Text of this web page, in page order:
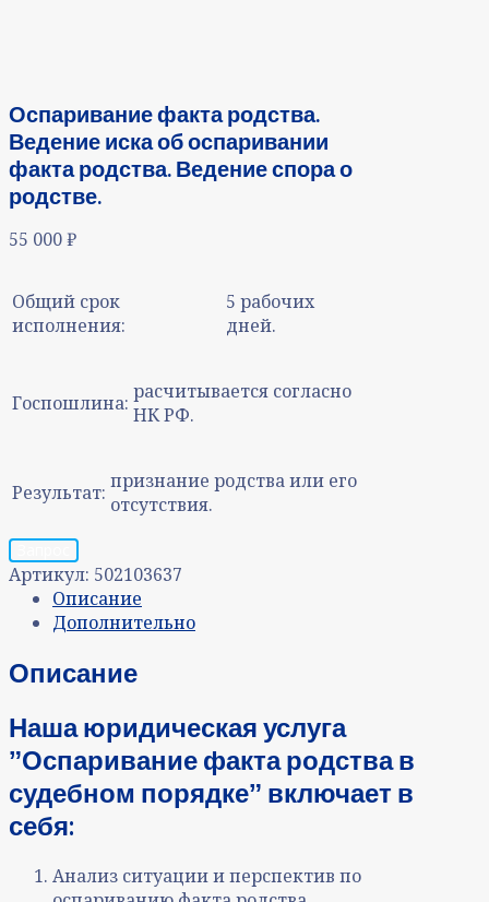
Оспаривание факта родства.
Ведение иска об оспаривании
факта родства. Ведение спора о
родстве.
55 000₽
Общий срок
исполнения:
5 рабочих
дней.
Госпошлина: расчитывается согласно
НК РФ.
Результат: признание родства или его
отсутствия.
Артикул: 502103637
Описание
Дополнительно
Описание
Наша юридическая услуга
ˮОспаривание факта родства в
судебном порядкеˮ включает в
себя:
Анализ ситуации и перспектив по